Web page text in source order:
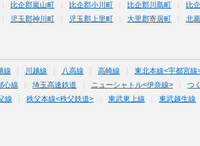
比企郡嵐山町 比企郡小川町 比企郡川島町 比
児玉郡神川町 児玉郡上里町 大里郡寄居町 北
線 川越線 八高線 高崎線 東北本線<宇都宮線
心線 埼玉高速鉄道 ニューシャトル<伊奈線> つ
線 秩父本線<秩父鉄道> 東武東上線 東武越生線